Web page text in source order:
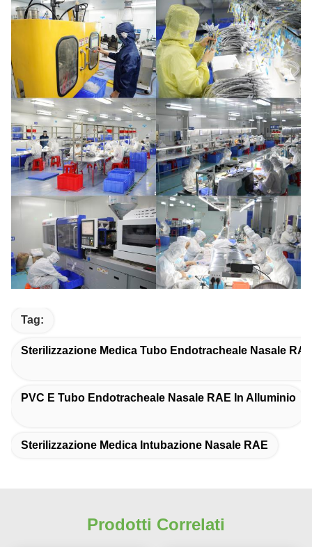
Tag:
Sterilizzazione Medica Tubo Endotracheale Nasale
PVC E Tubo Endotracheale Nasale RAE In Alluminio
Sterilizzazione Medica Intubazione Nasale RAE
Prodotti Correlati